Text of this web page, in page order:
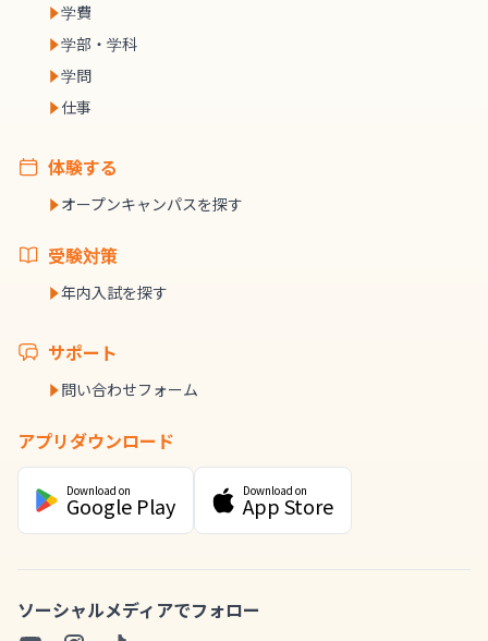
学費
学部・学科
学問
仕事
体験する
オープンキャンパスを探す
受験対策
年内入試を探す
サポート
問い合わせフォーム
アプリダウンロード
Download on
Google Play
Download on
App Store
ソーシャルメディアでフォロー